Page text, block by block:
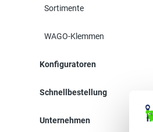
Sortimente
WAGO-Klemmen
Konfiguratoren
Schnellbestellung
Unternehmen